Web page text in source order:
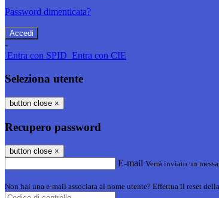
Password dimenticata?
-
Entra con SPID Entra con CIE
Seleziona utente
button close ×
Recupero password
button close ×
E-mail Verrà inviato un
Non hai una e-mail associata al nome utente? Effettua il reset